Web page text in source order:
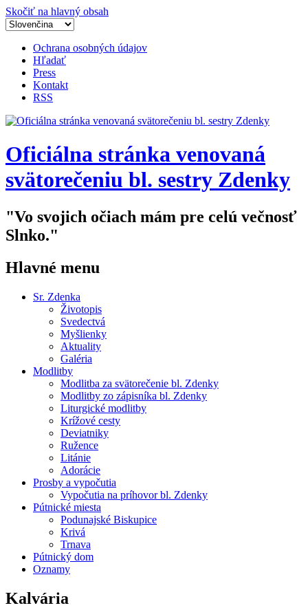
Skočiť na hlavný obsah
Ochrana osobných údajov
Hľadať
Press
Kontakt
RSS
Oficiálna stránka venovaná
svätorečeniu bl. sestry Zdenky
"Vo svojich očiach mám pre celú večnosť
Slnko."
Hlavné menu
Sr. Zdenka
Životopis
Svedectvá
Myšlienky
Aktuality
Galéria
Modlitby
Modlitba za svätorečenie bl. Zdenky
Modlitby zo zápisníka bl. Zdenky
Liturgické modlitby
Krížové cesty
Deviatniky
Ružence
Litánie
Adorácie
Prosby a vypočutia
Vypočutia na príhovor bl. Zdenky
Pútnické miesta
Podunajské Biskupice
Krivá
Trnava
Pútnický dom
Oznamy
Kalvária